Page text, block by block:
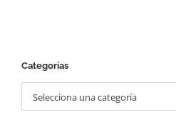
Categorías
Selecciona una categoría